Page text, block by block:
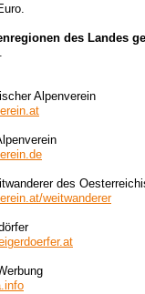
des Landes
Alpenverein
des
weitwanderer